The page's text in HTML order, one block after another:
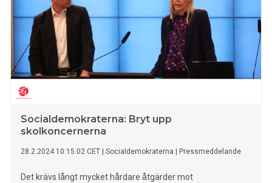
Socialdemokraterna: Bryt upp
skolkoncernerna
28.2.2024 10:15:02 CET Socialdemokraterna Pressmeddelande
Det krävs långt mycket hårdare åtgärder mot